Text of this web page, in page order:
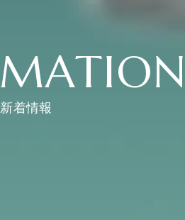
新着情報